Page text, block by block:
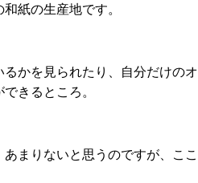
紙の生産地です。
かを見られたり、自分だけのオ
きるところ。
あまりないと思うのですが、ここ